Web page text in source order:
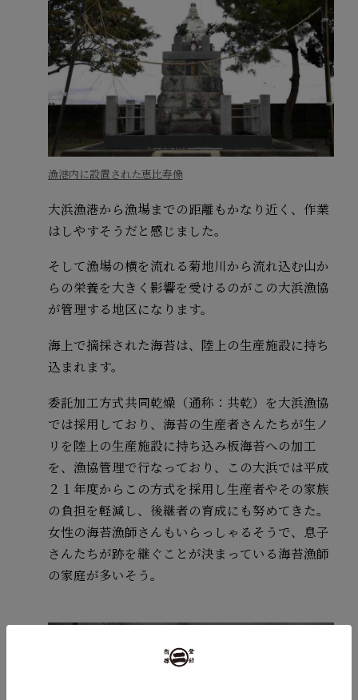
漁港内に設置された恵比寿像
大浜漁港から漁場までの距離もかなり近く、作業
はしやすそうだと感じました。
そして漁場の横を流れる菊地川から流れ込む山か
らの栄養を大きく影響を受けるのがこの大浜漁協
が管理する地区になります。
海上で摘採された海苔は、陸上の生産施設に持ち
込まれます。
委託加工方式共同乾燥（通称：共乾）を大浜漁協
では採用しており、海苔の生産者さんたちが生ノ
リを陸上の生産施設に持ち込み板海苔への加工
を、漁協管理で行なっており、この大浜では平成
２１年度からこの方式を採用し生産者やその家族
の負担を軽減し、後継者の育成にも努めてきた。
女性の海苔漁師さんもいらっしゃるそうで、息子
さんたちが跡を継ぐことが決まっている海苔漁師
の家庭が多いそう。